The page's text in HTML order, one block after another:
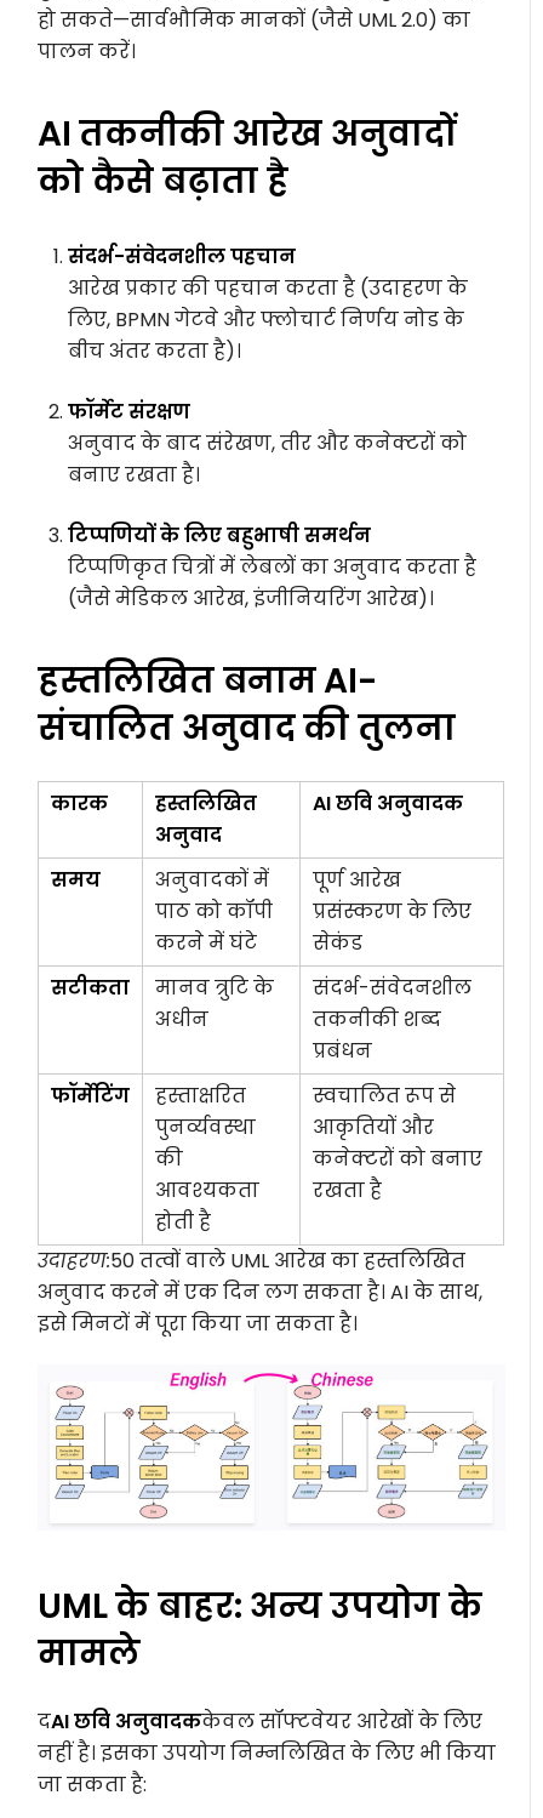
हो सकते—सार्वभौमिक मानकों (जैसे UML 2.0) का
पालन करें।
AI तकनीकी आरेख अनुवादों
को कैसे बढ़ाता है
संदर्भ-संवेदनशील पहचान
आरेख प्रकार की पहचान करता है (उदाहरण के
लिए, BPMN गेटवे और फ्लोचार्ट निर्णय नोड के
बीच अंतर करता है)।
फॉर्मेट संरक्षण
अनुवाद के बाद संरेखण, तीर और कनेक्टरों को
बनाए रखता है।
टिप्पणियों के लिए बहुभाषी समर्थन
टिप्पणिकृत चित्रों में लेबलों का अनुवाद करता है
(जैसे मेडिकल आरेख, इंजीनियरिंग आरेख)।
हस्तलिखित बनाम AI-
संचालित अनुवाद की तुलना
कारक
हस्तलिखित
अनुवाद
AI छवि अनुवादक
समय
अनुवादकों में
पाठ को कॉपी
करने में घंटे
पूर्ण आरेख
प्रसंस्करण के लिए
सेकंड
सटीकता
मानव त्रुटि के
अधीन
संदर्भ-संवेदनशील
तकनीकी शब्द
प्रबंधन
फॉर्मेटिंग
हस्ताक्षरित
पुनर्व्यवस्था
की
आवश्यकता
होती है
स्वचालित रूप से
आकृतियों और
कनेक्टरों को बनाए
रखता है
उदाहरण:50 तत्वों वाले UML आरेख का हस्तलिखित
अनुवाद करने में एक दिन लग सकता है। AI के साथ,
इसे मिनटों में पूरा किया जा सकता है।
UML के बाहर: अन्य उपयोग के
मामले
दAI छवि अनुवादककेवल सॉफ्टवेयर आरेखों के लिए
नहीं है। इसका उपयोग निम्नलिखित के लिए भी किया
जा सकता है: